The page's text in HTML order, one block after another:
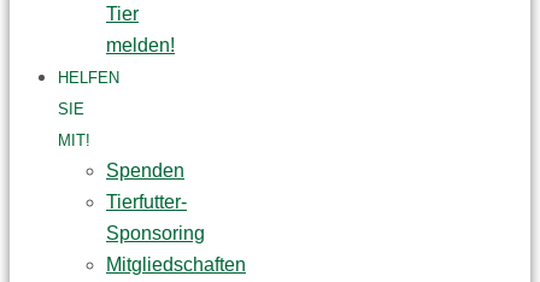
Tier
melden!
HELFEN
SIE
MIT!
Spenden
Tierfutter-
Sponsoring
Mitgliedschaften